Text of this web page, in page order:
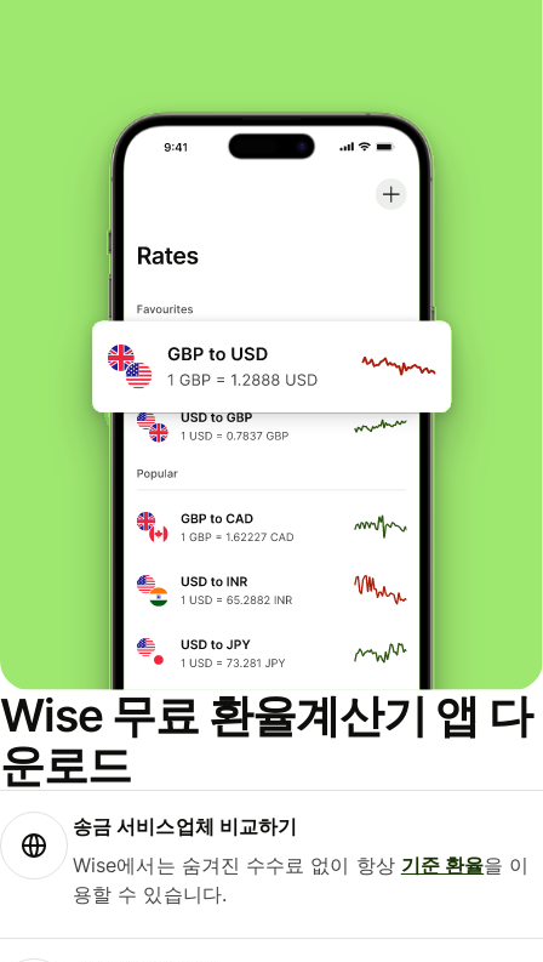
Wise 무료 환율계산기 앱 다
운로드
송금 서비스업체 비교하기
Wise에서는 숨겨진 수수료 없이 항상 기준 환율을 이
용할 수 있습니다.